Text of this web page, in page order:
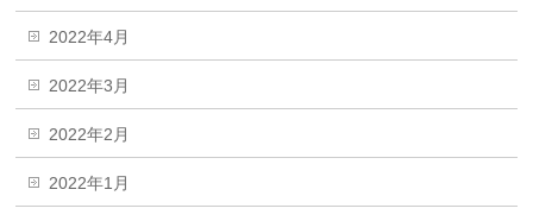
2022年4月
2022年3月
2022年2月
2022年1月